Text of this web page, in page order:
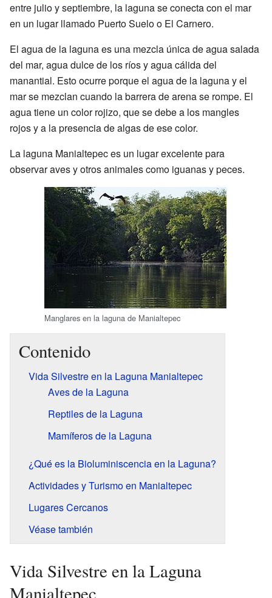
entre julio y septiembre, la laguna se conecta con el mar
en un lugar llamado Puerto Suelo o El Carnero.
El agua de la laguna es una mezcla única de agua salada
del mar, agua dulce de los ríos y agua cálida del
manantial. Esto ocurre porque el agua de la laguna y el
mar se mezclan cuando la barrera de arena se rompe. El
agua tiene un color rojizo, que se debe a los mangles
rojos y a la presencia de algas de ese color.
La laguna Manialtepec es un lugar excelente para
observar aves y otros animales como iguanas y peces.
Manglares en la laguna de Manialtepec
Contenido
Vida Silvestre en la Laguna Manialtepec
Aves de la Laguna
Reptiles de la Laguna
Mamíferos de la Laguna
¿Qué es la Bioluminiscencia en la Laguna?
Actividades y Turismo en Manialtepec
Lugares Cercanos
Véase también
Vida Silvestre en la Laguna
Manialtepec